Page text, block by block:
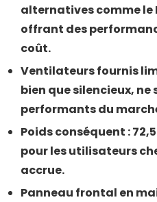
alternatives comme le
offrant des
coût.
Ventilateurs fournis
bien que silencieux, ne
performants du
Poids conséquent :
pour les utilisateurs
accrue.
Panneau frontal en